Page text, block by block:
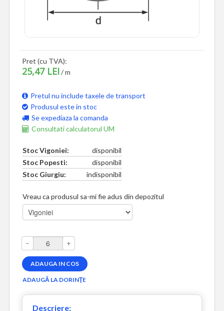
Pret (cu TVA):
25,47 LEI/ m
Pretul nu include taxele de transport
Produsul este in stoc
Se expediaza la comanda
Consultati calculatorul UM
Stoc Vigoniei:
disponibil
Stoc Popesti:
disponibil
Stoc Giurgiu:
indisponibil
Vreau ca produsul sa-mi fie adus din depozitul
– +
Descriere: